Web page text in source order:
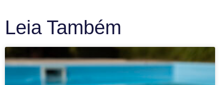
Leia Também